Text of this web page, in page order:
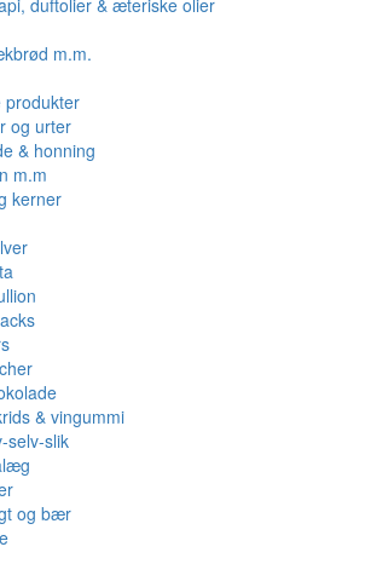
duftolier & æteriske olier
m.m.
produkter
og urter
& honning
m.m
kerner
& vingummi
selv-slik
og bær